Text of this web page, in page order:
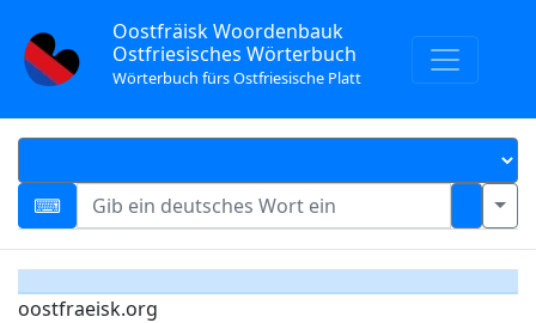
Oostfräisk Woordenbauk
Ostfriesisches Wörterbuch
Wörterbuch fürs Ostfriesische Platt
oostfraeisk.org